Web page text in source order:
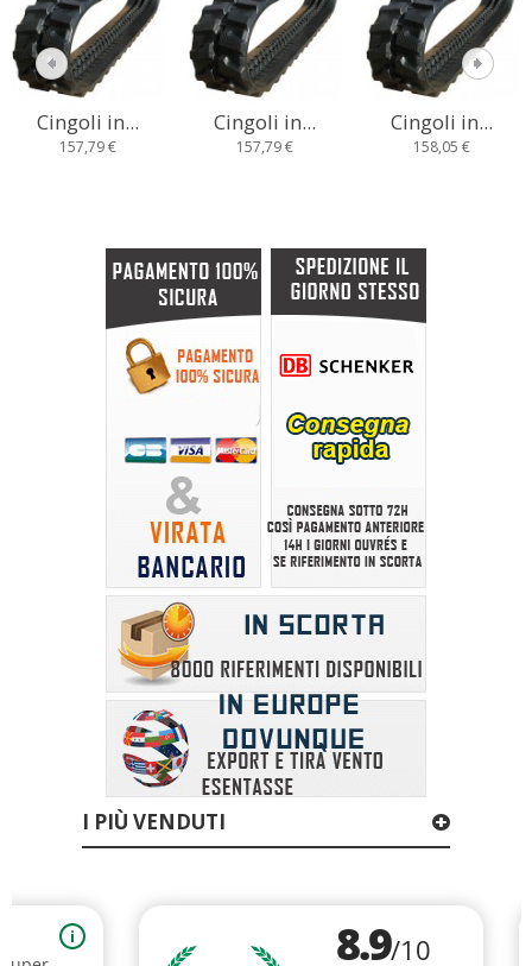
Cingoli in...
157,79 €
Cingoli in...
157,79 €
Cingoli in...
158,05 €
I PIÙ VENDUTI